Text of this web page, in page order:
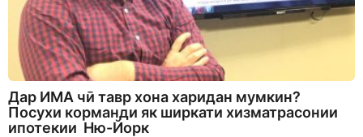
Дар ИМА чӣ тавр хона харидан мумкин?
Посухи корманди як ширкати хизматрасонии
ипотекии Ню-Йорк